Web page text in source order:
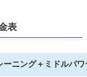
表
ーニング＋ミドルパ